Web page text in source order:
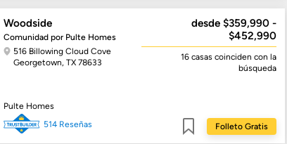
Woodside
Comunidad por Pulte Homes
516 Billowing Cloud Cove
Georgetown, TX 78633
Pulte Homes
514 Reseñas
desde $359,990 -
$452,990
16 casascoinciden con la
búsqueda
Folleto Gratis